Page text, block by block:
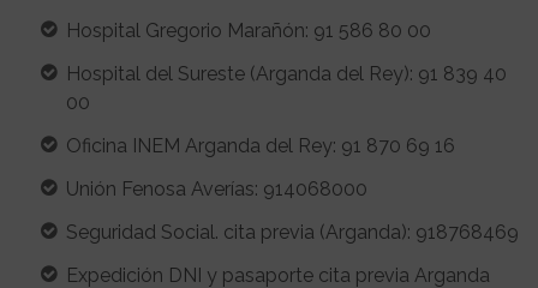
Hospital Gregorio Marañón: 91 586 80 00
Hospital del Sureste (Arganda del Rey): 91 839 40
00
Oficina INEM Arganda del Rey: 91 870 69 16
Unión Fenosa Averías: 914068000
Seguridad Social. cita previa (Arganda): 918768469
Expedición DNI y pasaporte cita previa Arganda